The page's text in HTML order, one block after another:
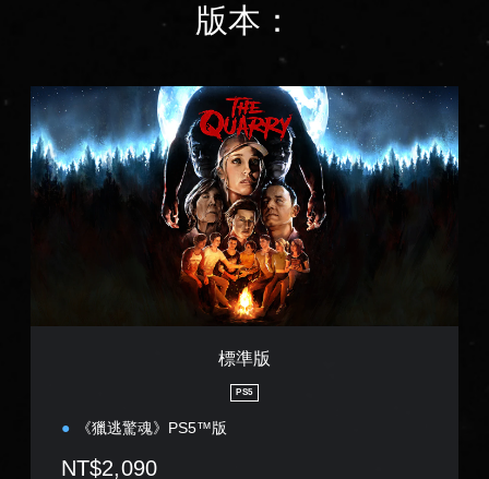
版本：
標
準
版
標準版
PS5
《獵逃驚魂》PS5™版
NT$2,090